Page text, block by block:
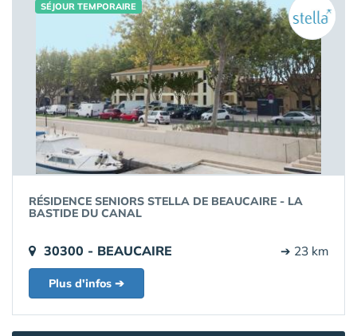
SÉJOUR TEMPORAIRE
RÉSIDENCE SENIORS STELLA DE BEAUCAIRE - LA
BASTIDE DU CANAL
30300 - BEAUCAIRE ➔ 23 km
Plus d'infos ➔